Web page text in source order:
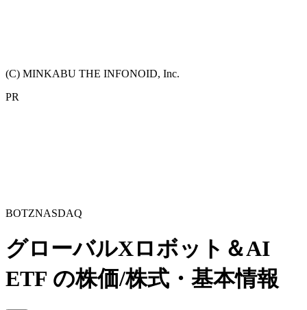
(C) MINKABU THE INFONOID, Inc.
PR
BOTZNASDAQ
グローバルXロボット＆AI
ETF の株価/株式・基本情報